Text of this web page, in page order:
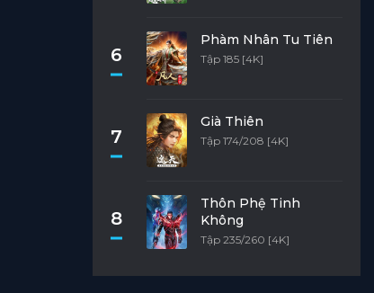
6
Phàm Nhân Tu Tiên
Tập 185 [4K]
7
Già Thiên
Tập 174/208 [4K]
8
Thôn Phệ Tinh
Không
Tập 235/260 [4K]